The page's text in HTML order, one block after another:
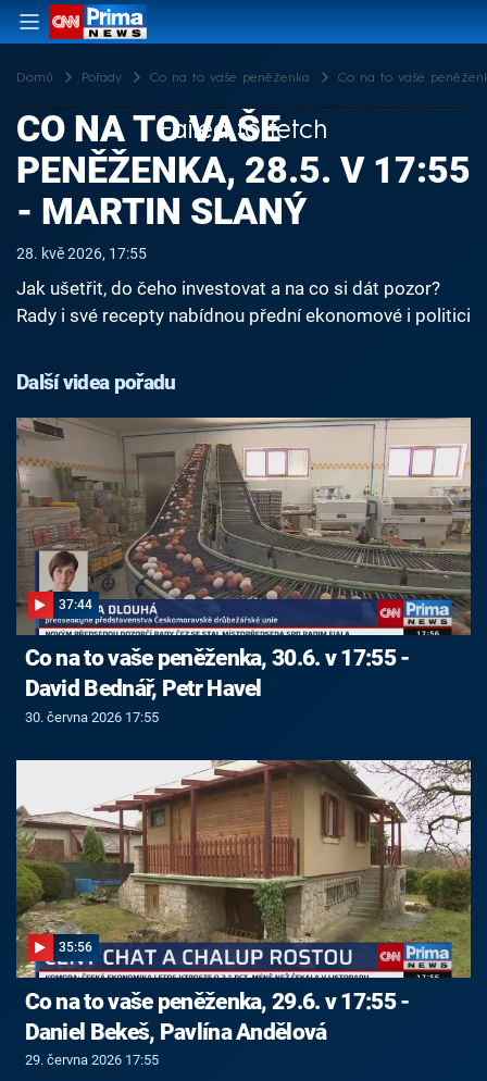
Domů Pořady Co na to vaše peněženka Co na to vaše
Failed to fetch
CO NA TO VAŠE
PENĚŽENKA, 28.5. V 17:55
- MARTIN SLANÝ
28. kvě 2026, 17:55
Jak ušetřit, do čeho investovat a na co si dát pozor?
Rady i své recepty nabídnou přední ekonomové i politici
Další videa pořadu
37:44
Co na to vaše peněženka, 30.6. v 17:55 -
David Bednář, Petr Havel
30. června 2026 17:55
35:56
Co na to vaše peněženka, 29.6. v 17:55 -
Daniel Bekeš, Pavlína Andělová
29. června 2026 17:55